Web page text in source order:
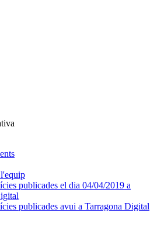
publicades el dia 04/04/2019 a
publicades avui a Tarragona Digital